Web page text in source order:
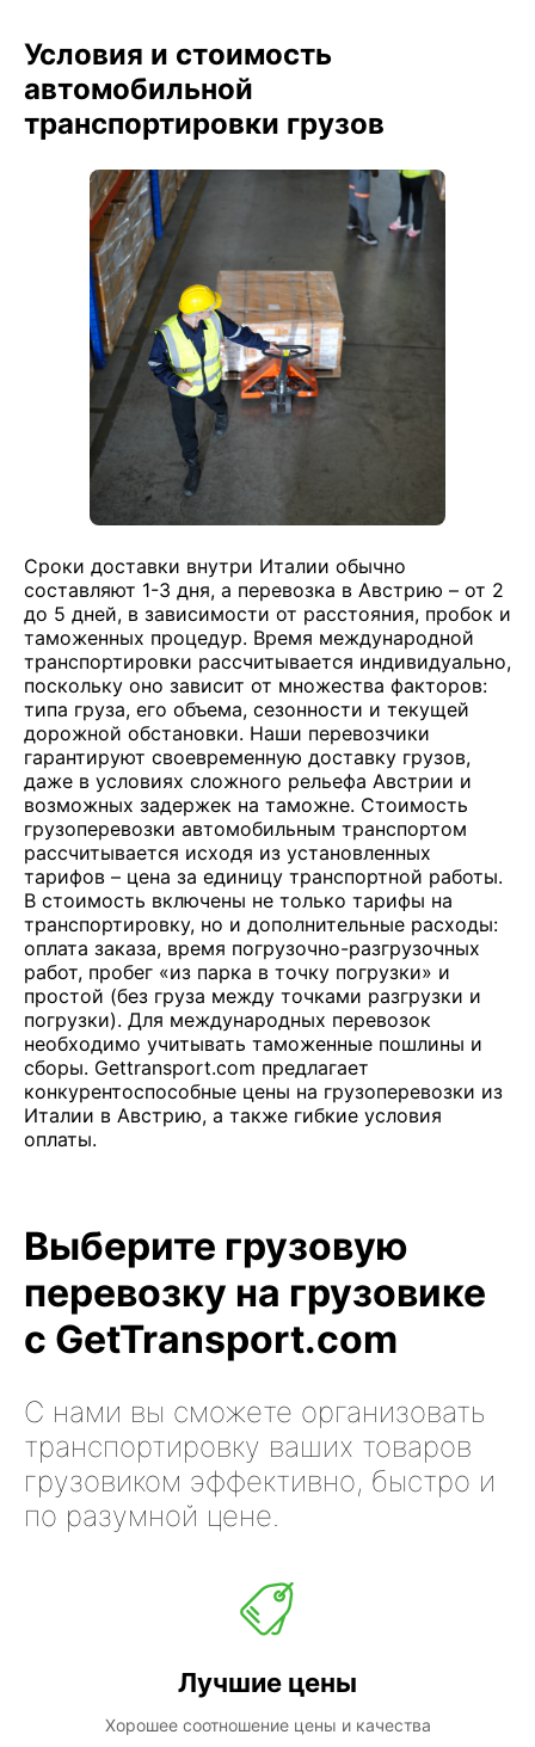
Условия и стоимость
автомобильной
транспортировки грузов
Сроки доставки внутри Италии обычно
составляют 1-3 дня, а перевозка в Австрию – от 2
до 5 дней, в зависимости от расстояния, пробок и
таможенных процедур. Время международной
транспортировки рассчитывается индивидуально,
поскольку оно зависит от множества факторов:
типа груза, его объема, сезонности и текущей
дорожной обстановки. Наши перевозчики
гарантируют своевременную доставку грузов,
даже в условиях сложного рельефа Австрии и
возможных задержек на таможне. Стоимость
грузоперевозки автомобильным транспортом
рассчитывается исходя из установленных
тарифов – цена за единицу транспортной работы.
В стоимость включены не только тарифы на
транспортировку, но и дополнительные расходы:
оплата заказа, время погрузочно-разгрузочных
работ, пробег «из парка в точку погрузки» и
простой (без груза между точками разгрузки и
погрузки). Для международных перевозок
необходимо учитывать таможенные пошлины и
сборы. Gettransport.com предлагает
конкурентоспособные цены на грузоперевозки из
Италии в Австрию, а также гибкие условия
оплаты.
Выберите грузовую
перевозку на грузовике
с GetTransport.com
С нами вы сможете организовать
транспортировку ваших товаров
грузовиком эффективно, быстро и
по разумной цене.
Лучшие цены
Хорошее соотношение цены и качества